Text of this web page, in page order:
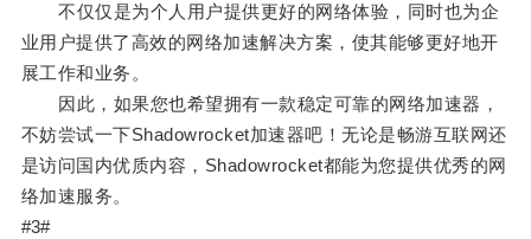
不仅仅是为个人用户提供更好的网络体验，同时也为企
业用户提供了高效的网络加速解决方案，使其能够更好地开
展工作和业务。
因此，如果您也希望拥有一款稳定可靠的网络加速器，
不妨尝试一下Shadowrocket加速器吧！无论是畅游互联网还
是访问国内优质内容，Shadowrocket都能为您提供优秀的网
络加速服务。
#3#